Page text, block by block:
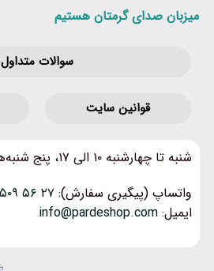
میزبان صدای گرمتان هستیم
سوالات متداول
قوانین‌ سایت
شنبه تا چهارشنبه ۱۰ الی ۱۷، پنج شنبه‌ها ۱۰ الی ۱۴
واتساپ (پیگیری سفارش): ۲۷ ۵۶ ۵۰۹ ۰۹۳۸
ایمیل: info@pardeshop.com